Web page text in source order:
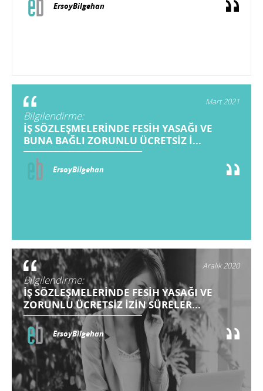
ErsoyBilgehan
Mart 2021
Bilgilendirme:
İŞ SÖZLEŞMELERİNDE FESİH YASAĞI VE
BUNA BAĞLI ZORUNLU ÜCRETSİZ İ...
ErsoyBilgehan
Aralık 2020
Bilgilendirme:
İŞ SÖZLEŞMELERİNDE FESİH YASAĞI VE
ZORUNLU ÜCRETSİZ İZİN SÜRELER...
ErsoyBilgehan